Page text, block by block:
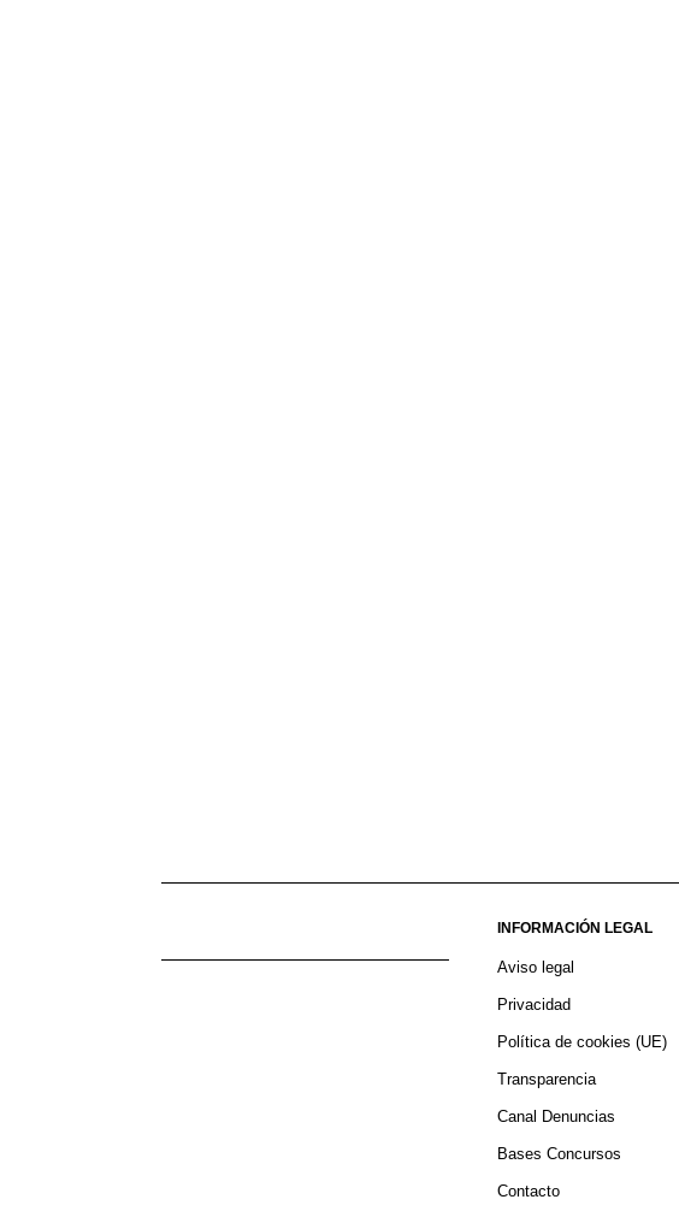
INFORMACIÓN LEGAL
Aviso legal
Privacidad
Política de cookies (UE)
Transparencia
Canal Denuncias
Bases Concursos
Contacto